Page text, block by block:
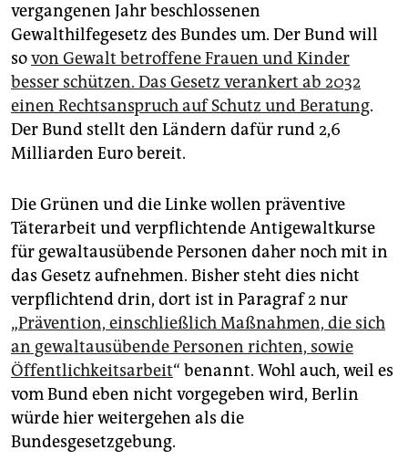
vergangenen Jahr beschlossenen
Gewalthilfegesetz des Bundes um. Der Bund will
sovon Gewalt betroffene Frauen und Kinder
besser schützen. Das Gesetz verankert ab 2032
einen Rechtsanspruch auf Schutz und Beratung.
Der Bund stellt den Ländern dafür rund 2,6
Milliarden Euro bereit.
Die Grünen und die Linke wollen präventive
Täterarbeit und verpflichtende Antigewaltkurse
für gewaltausübende Personen daher noch mit in
das Gesetz aufnehmen. Bisher steht dies nicht
verpflichtend drin, dort ist in Paragraf 2 nur
„Prävention, einschließlich Maßnahmen, die sich
an gewaltausübende Personen richten, sowie
Öffentlichkeitsarbeit“ benannt. Wohl auch, weil es
vom Bund eben nicht vorgegeben wird, Berlin
würde hier weitergehen als die
Bundesgesetzgebung.